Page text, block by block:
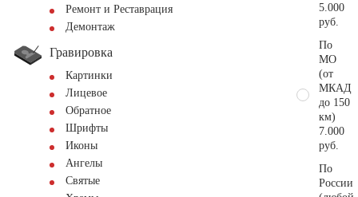
Ремонт и Реставрация
Демонтаж
Гравировка
Картинки
Лицевое
Обратное
Шрифты
Иконы
Ангелы
Святые
5.000
руб.
По
МО
(от
МКАД
до 150
км)
7.000
руб.
По
России